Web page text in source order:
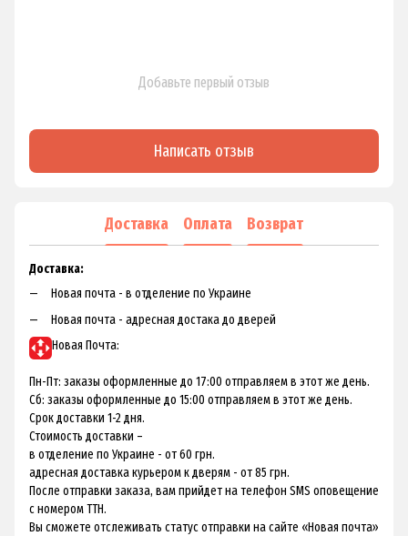
Добавьте первый отзыв
Написать отзыв
Доставка Оплата Возврат
Доставка:
Новая почта - в отделение по Украине
Новая почта - адресная достака до дверей
Новая Почта:
Пн-Пт: заказы оформленные до 17:00 отправляем в этот же день.
Сб: заказы оформленные до 15:00 отправляем в этот же день.
Срок доставки 1-2 дня.
Стоимость доставки –
в отделение по Украине - от 60 грн.
адресная доставка курьером к дверям - от 85 грн.
После отправки заказа, вам прийдет на телефон SMS оповещение
с номером ТТН.
Вы сможете отслеживать статус отправки на сайте «Новая почта»